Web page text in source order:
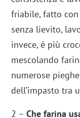
friabile, fatto
senza lievito,
invece, è più
mescolando
numerose
dell’impasto tra
2 –Che farina